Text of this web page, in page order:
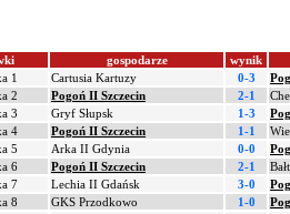
gospodarze
wynik
1 Cartusia Kartuzy 0-3
2 Pogoń II Szczecin 2-1
3 Gryf Słupsk 1-3
4 Pogoń II Szczecin 1-1
5 Arka II Gdynia 0-0
6 Pogoń II Szczecin 2-1
7 Lechia II Gdańsk 3-0
8 GKS Przodkowo 1-0